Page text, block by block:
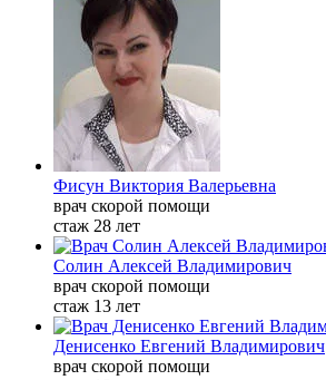
Фисун Виктория Валерьевна
врач скорой помощи
стаж 28 лет
Солин Алексей Владимирович
врач скорой помощи
стаж 13 лет
Денисенко Евгений Владимирович
врач скорой помощи